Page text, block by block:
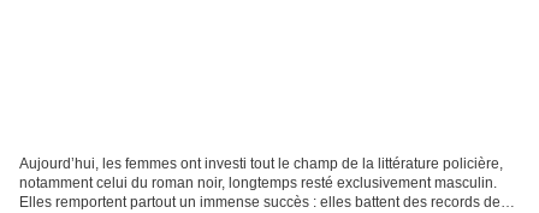
Aujourd’hui, les femmes ont investi tout le champ de la littérature policière,
notamment celui du roman noir, longtemps resté exclusivement masculin.
Elles remportent partout un immense succès : elles battent des records de